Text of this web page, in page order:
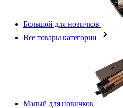
Большой для новичков
Все товары категории
Малый для новичков